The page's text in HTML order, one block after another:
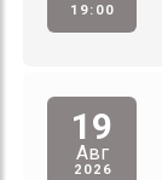
19:00
19
Авг
2026